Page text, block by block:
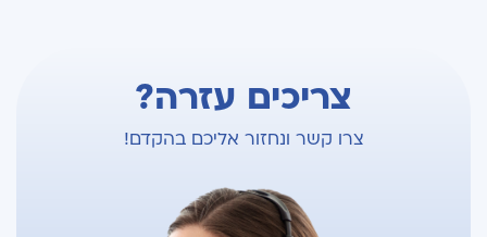
צריכים עזרה?
צרו קשר ונחזור אליכם בהקדם!